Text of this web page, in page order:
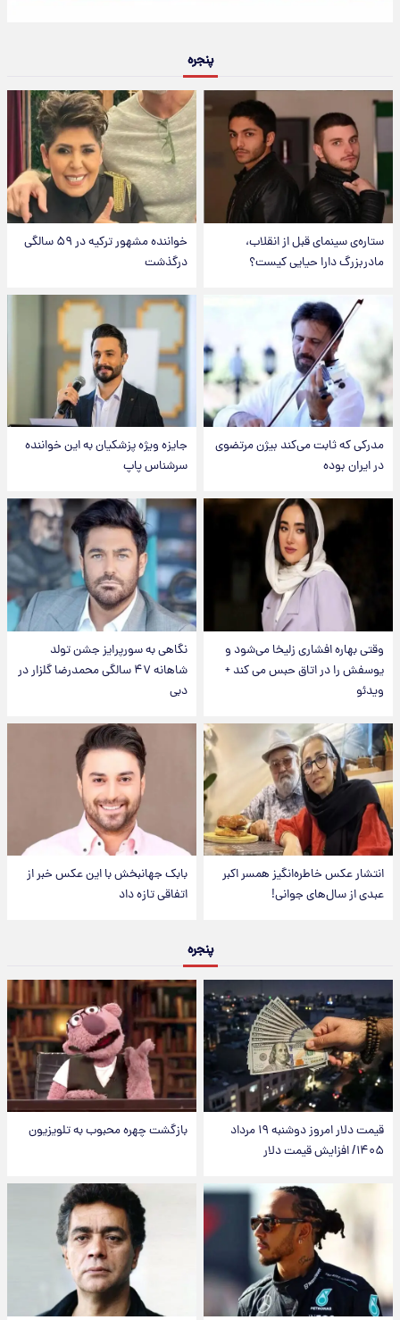
پنجره
ستاره‌ی سینمای قبل از انقلاب،
مادربزرگ دارا حیایی کیست؟
خواننده مشهور ترکیه در ۵۹ سالگی
درگذشت
مدرکی که ثابت می‌کند بیژن مرتضوی
در ایران بوده
جایزه ویژه پزشکیان به این خواننده
سرشناس پاپ
وقتی بهاره افشاری زلیخا می‌شود و
یوسفش را در اتاق حبس می کند +
ویدئو
نگاهی به سورپرایز جشن تولد
شاهانه ۴۷ سالگی محمدرضا گلزار در
دبی
انتشار عکس خاطره‌انگیز همسر اکبر
عبدی از سال‌های جوانی!
بابک جهانبخش با این عکس خبر از
اتفاقی تازه داد
پنجره
قیمت دلار امروز دوشنبه ۱۹ مرداد
۱۴۰۵/ افزایش قیمت دلار
بازگشت چهره محبوب به تلویزیون